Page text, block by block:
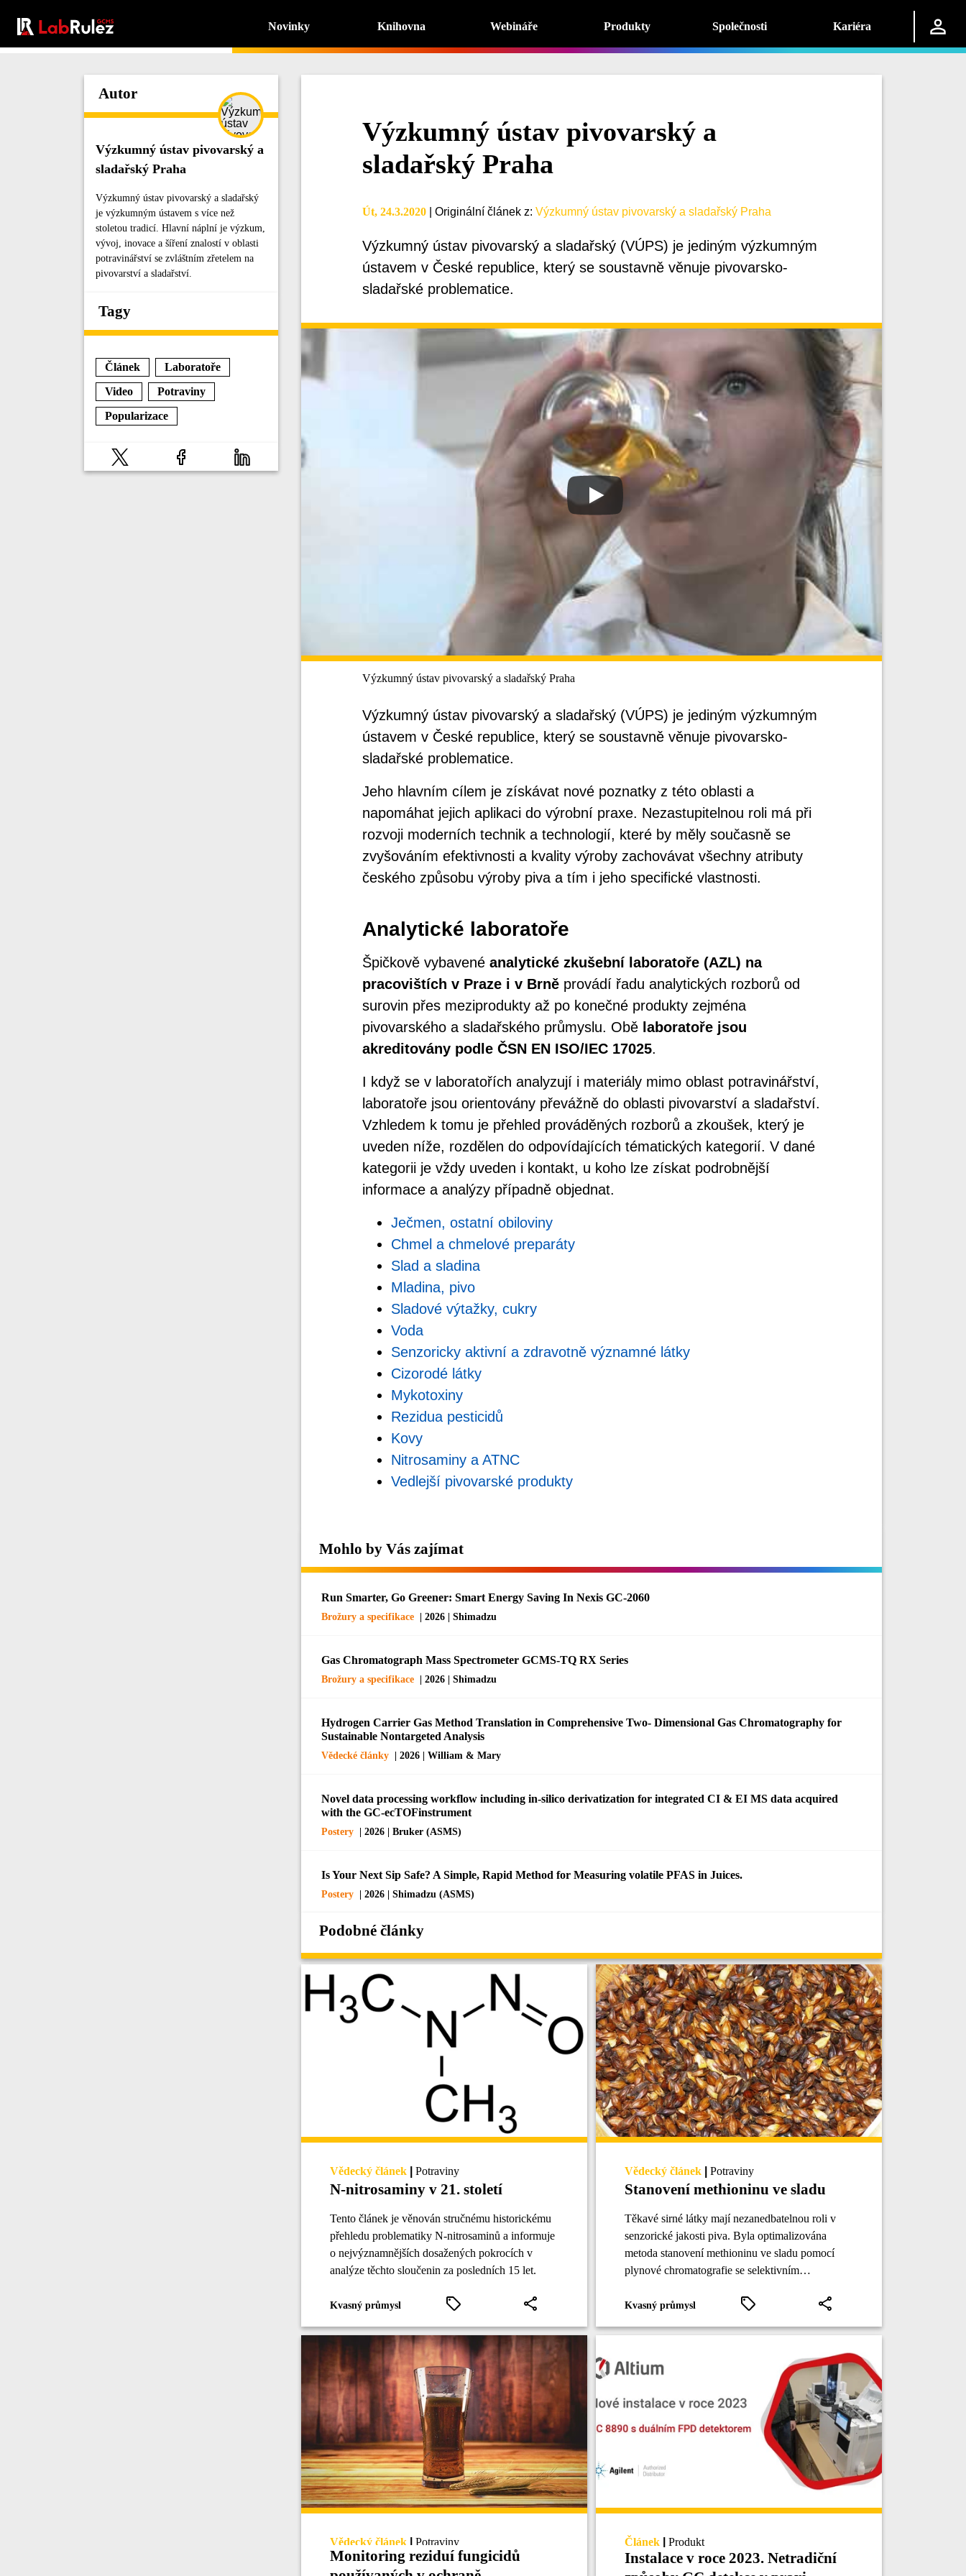
Novinky Knihovna Webináře Produkty Společnosti Kariéra
Autor
Výzkumný ústav pivovarský a
sladařský Praha
Výzkumný ústav pivovarský a sladařský
je výzkumným ústavem s více než
stoletou tradicí. Hlavní náplní je výzkum,
vývoj, inovace a šíření znalostí v oblasti
potravinářství se zvláštním zřetelem na
pivovarství a sladařství.
Tagy
Článek
Laboratoře
Video
Potraviny
Popularizace
Výzkumný ústav pivovarský a
sladařský Praha
Út, 24.3.2020 Originální článek z: Výzkumný ústav pivovarský a sladařský Praha
Výzkumný ústav pivovarský a sladařský (VÚPS) je jediným výzkumným
ústavem v České republice, který se soustavně věnuje pivovarsko-
sladařské problematice.
Výzkumný ústav pivovarský a sladařský Praha
Výzkumný ústav pivovarský a sladařský (VÚPS) je jediným výzkumným
ústavem v České republice, který se soustavně věnuje pivovarsko-
sladařské problematice.
Jeho hlavním cílem je získávat nové poznatky z této oblasti a
napomáhat jejich aplikaci do výrobní praxe. Nezastupitelnou roli má při
rozvoji moderních technik a technologií, které by měly současně se
zvyšováním efektivnosti a kvality výroby zachovávat všechny atributy
českého způsobu výroby piva a tím i jeho specifické vlastnosti.
Analytické laboratoře
Špičkově vybavené analytické zkušební laboratoře (AZL) na
pracovištích v Praze i v Brněprovádí řadu analytických rozborů od
surovin přes meziprodukty až po konečné produkty zejména
pivovarského a sladařského průmyslu. Obě laboratoře jsou
akreditovány podle ČSN EN ISO/IEC 17025.
I když se v laboratořích analyzují i materiály mimo oblast potravinářství,
laboratoře jsou orientovány převážně do oblasti pivovarství a sladařství.
Vzhledem k tomu je přehled prováděných rozborů a zkoušek, který je
uveden níže, rozdělen do odpovídajících tématických kategorií. V dané
kategorii je vždy uveden i kontakt, u koho lze získat podrobnější
informace a analýzy případně objednat.
Ječmen, ostatní obiloviny
Chmel a chmelové preparáty
Slad a sladina
Mladina, pivo
Sladové výtažky, cukry
Voda
Senzoricky aktivní a zdravotně významné látky
Cizorodé látky
Mykotoxiny
Rezidua pesticidů
Kovy
Nitrosaminy a ATNC
Vedlejší pivovarské produkty
Mohlo by Vás zajímat
Run Smarter, Go Greener: Smart Energy Saving In Nexis GC-2060
Brožury a specifikace | 2026 | Shimadzu
Gas Chromatograph Mass Spectrometer GCMS-TQ RX Series
Brožury a specifikace | 2026 | Shimadzu
Hydrogen Carrier Gas Method Translation in Comprehensive Two- Dimensional Gas Chromatography for
Sustainable Nontargeted Analysis
Vědecké články | 2026 | William & Mary
Novel data processing workflow including in-silico derivatization for integrated CI & EI MS data acquired
with the GC-ecTOFinstrument
Postery | 2026 | Bruker (ASMS)
Is Your Next Sip Safe? A Simple, Rapid Method for Measuring volatile PFAS in Juices.
Postery | 2026 | Shimadzu (ASMS)
Podobné články
Vědecký článek Potraviny
N-nitrosaminy v 21. století
Tento článek je věnován stručnému historickému
přehledu problematiky N-nitrosaminů a informuje
o nejvýznamnějších dosažených pokrocích v
analýze těchto sloučenin za posledních 15 let.
Kvasný průmysl
Vědecký článek Potraviny
Stanovení methioninu ve sladu
Těkavé sirné látky mají nezanedbatelnou roli v
senzorické jakosti piva. Byla optimalizována
metoda stanovení methioninu ve sladu pomocí
plynové chromatografie se selektivním
Kvasný průmysl
Vědecký článek Potraviny
Monitoring reziduí fungicidů
Článek Produkt
Instalace v roce 2023. Netradiční